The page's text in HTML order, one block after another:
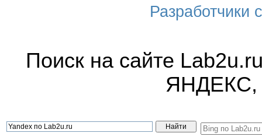
Разработчики
Поиск на сайте
ЯНДЕКС,